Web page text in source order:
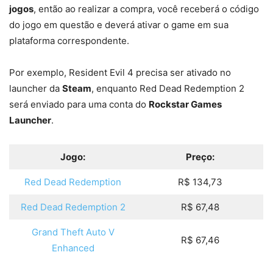
jogos, então ao realizar a compra, você receberá o código
do jogo em questão e deverá ativar o game em sua
plataforma correspondente.
Por exemplo, Resident Evil 4 precisa ser ativado no
launcher da Steam, enquanto Red Dead Redemption 2
será enviado para uma conta do Rockstar Games
Launcher.
Jogo: Preço:
Red Dead Redemption R$ 134,73
Red Dead Redemption 2 R$ 67,48
Grand Theft Auto V
Enhanced
R$ 67,46